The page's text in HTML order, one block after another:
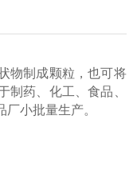
物制成颗粒，也可将
制药、化工、食品、
小批量生产。